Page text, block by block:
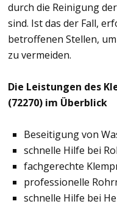
durch die Reinigung
sind. Ist das der Fall,
betroffenen Stellen,
zu vermeiden.
Die Leistungen des
(72270) im Überblick
Beseitigung von
schnelle Hilfe bei
fachgerechte
professionelle
schnelle Hilfe bei